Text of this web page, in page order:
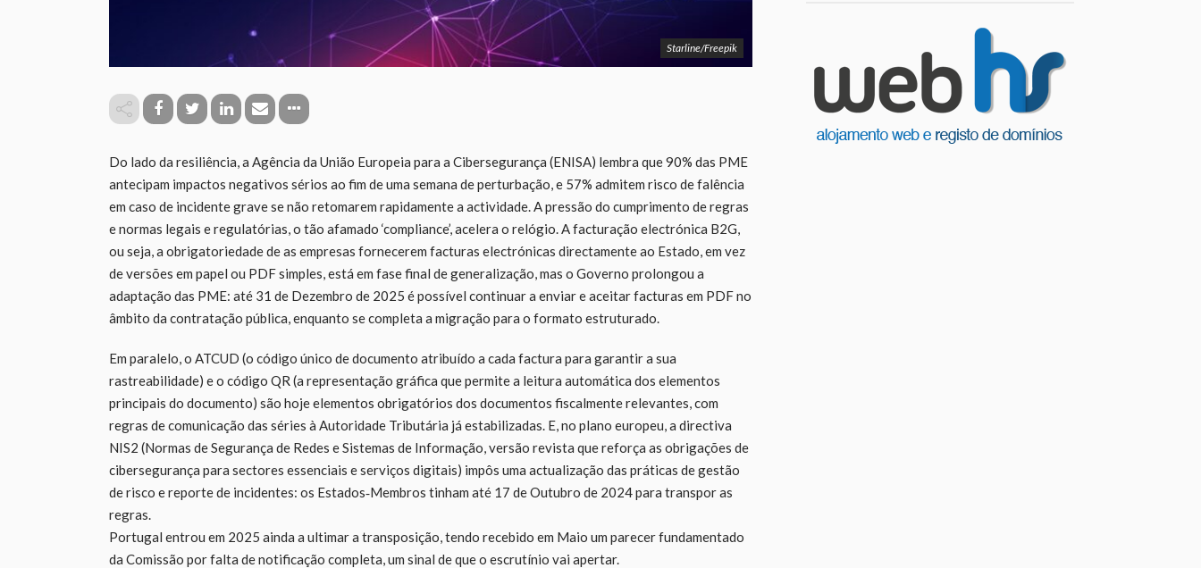
Starline/Freepik
Do lado da resiliência, a Agência da União Europeia para a Cibersegurança (ENISA) lembra que 90% das PME
antecipam impactos negativos sérios ao fim de uma semana de perturbação, e 57% admitem risco de falência
em caso de incidente grave se não retomarem rapidamente a actividade. A pressão do cumprimento de regras
e normas legais e regulatórias, o tão afamado ‘compliance’, acelera o relógio. A facturação electrónica B2G,
ou seja, a obrigatoriedade de as empresas fornecerem facturas electrónicas directamente ao Estado, em vez
de versões em papel ou PDF simples, está em fase final de generalização, mas o Governo prolongou a
adaptação das PME: até 31 de Dezembro de 2025 é possível continuar a enviar e aceitar facturas em PDF no
âmbito da contratação pública, enquanto se completa a migração para o formato estruturado.
Em paralelo, o ATCUD (o código único de documento atribuído a cada factura para garantir a sua
rastreabilidade) e o código QR (a representação gráfica que permite a leitura automática dos elementos
principais do documento) são hoje elementos obrigatórios dos documentos fiscalmente relevantes, com
regras de comunicação das séries à Autoridade Tributária já estabilizadas. E, no plano europeu, a directiva
NIS2 (Normas de Segurança de Redes e Sistemas de Informação, versão revista que reforça as obrigações de
cibersegurança para sectores essenciais e serviços digitais) impôs uma actualização das práticas de gestão
de risco e reporte de incidentes: os Estados‑Membros tinham até 17 de Outubro de 2024 para transpor as
regras.
Portugal entrou em 2025 ainda a ultimar a transposição, tendo recebido em Maio um parecer fundamentado
da Comissão por falta de notificação completa, um sinal de que o escrutínio vai apertar.